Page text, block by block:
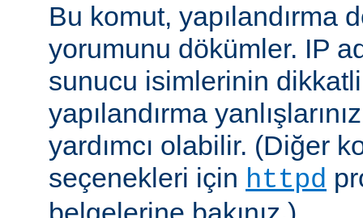
Bu komut, yapılandırma
yorumunu dökümler. IP
sunucu isimlerinin
yapılandırma
yardımcı olabilir. (Diğer
seçenekleri için httpd